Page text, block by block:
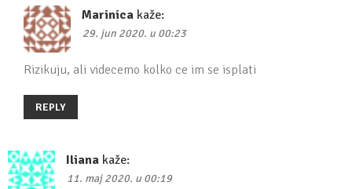
Marinica kaže:
29. jun 2020. u 00:23
Rizikuju, ali videcemo kolko ce im se isplati
REPLY
Iliana kaže:
11. maj 2020. u 00:19